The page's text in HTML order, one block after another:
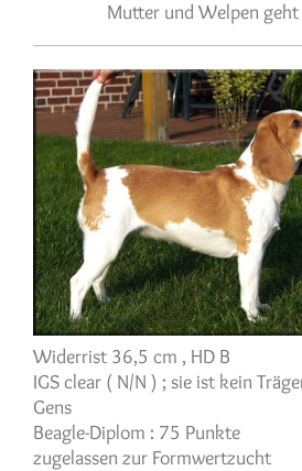
Mutter und Welpen geht
Widerrist 36,5 cm , HD B
IGS clear ( N/N ) ; sie ist kein
Gens
Beagle-Diplom : 75 Punkte
zugelassen zur Formwertzucht